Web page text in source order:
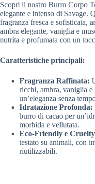
Scopri il nostro Burro Corpo
elegante e intenso di Savage.
fragranza fresca e sofisticata,
ambra elegante, vaniglia e
nutrita e profumata con un
Caratteristiche principali:
Fragranza Raffinata:
ricchi, ambra, vaniglia e
un’eleganza senza
Idratazione Profonda:
burro di cacao per
morbida e vellutata.
Eco-Friendly e
testato su animali, con
riutilizzabili.